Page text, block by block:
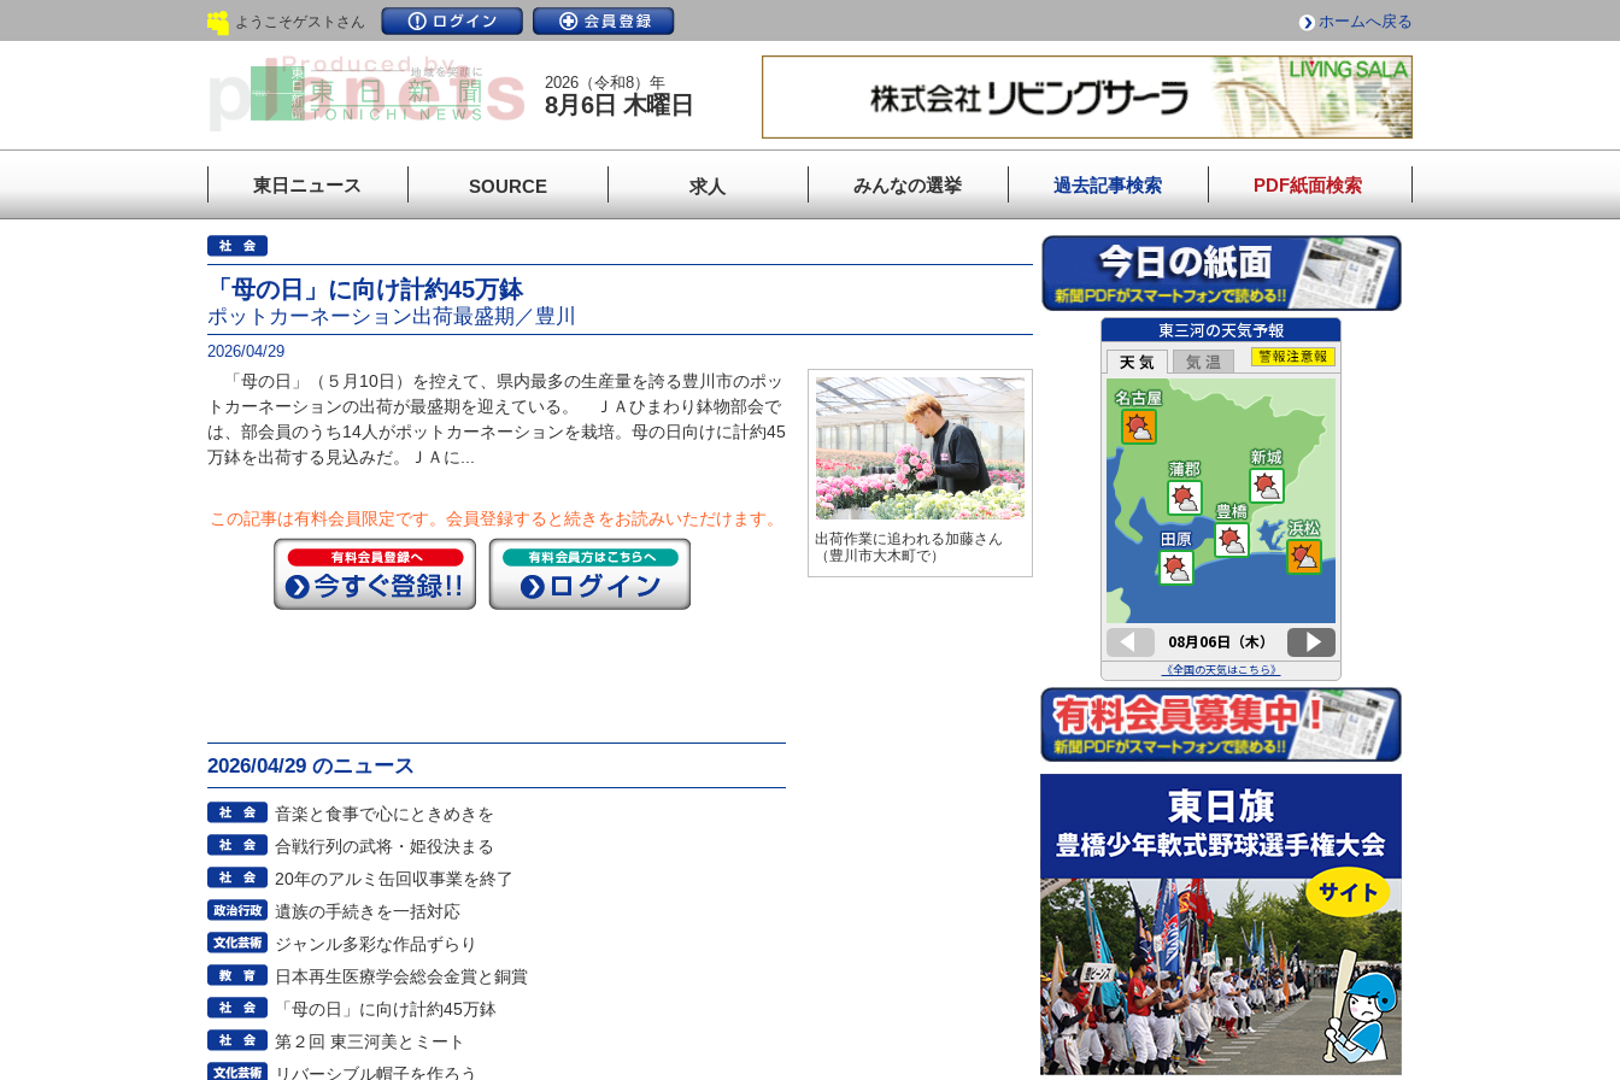
ようこそゲストさん ホームへ戻る
2026（令和8）年
8月6日 木曜日
東日ニュース SOURCE 求人 みんなの選挙 過去記事検索 PDF紙面検索
「母の日」に向け計約45万鉢
ポットカーネーション出荷最盛期／豊川
2026/04/29
「母の日」（５月10日）を控えて、県内最多の生産量を誇る豊川市のポッ
トカーネーションの出荷が最盛期を迎えている。 ＪＡひまわり鉢物部会で
は、部会員のうち14人がポットカーネーションを栽培。母の日向けに計約45
万鉢を出荷する見込みだ。ＪＡに...
この記事は有料会員限定です。 会員登録すると続きをお読みいただけます。
2026/04/29 のニュース
音楽と食事で心にときめきを
合戦行列の武将・姫役決まる
20年のアルミ缶回収事業を終了
遺族の手続きを一括対応
ジャンル多彩な作品ずらり
日本再生医療学会総会金賞と銅賞
「母の日」に向け計約45万鉢
第２回 東三河美とミート
リバーシブル帽子を作ろう
出荷作業に追われる加藤さん
（豊川市大木町で）